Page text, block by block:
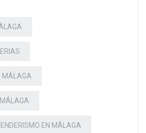
MÁLAGA
EN MÁLAGA